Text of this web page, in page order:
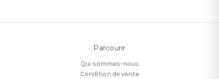
Parcourir
Qui sommes-nous
Condition de vente